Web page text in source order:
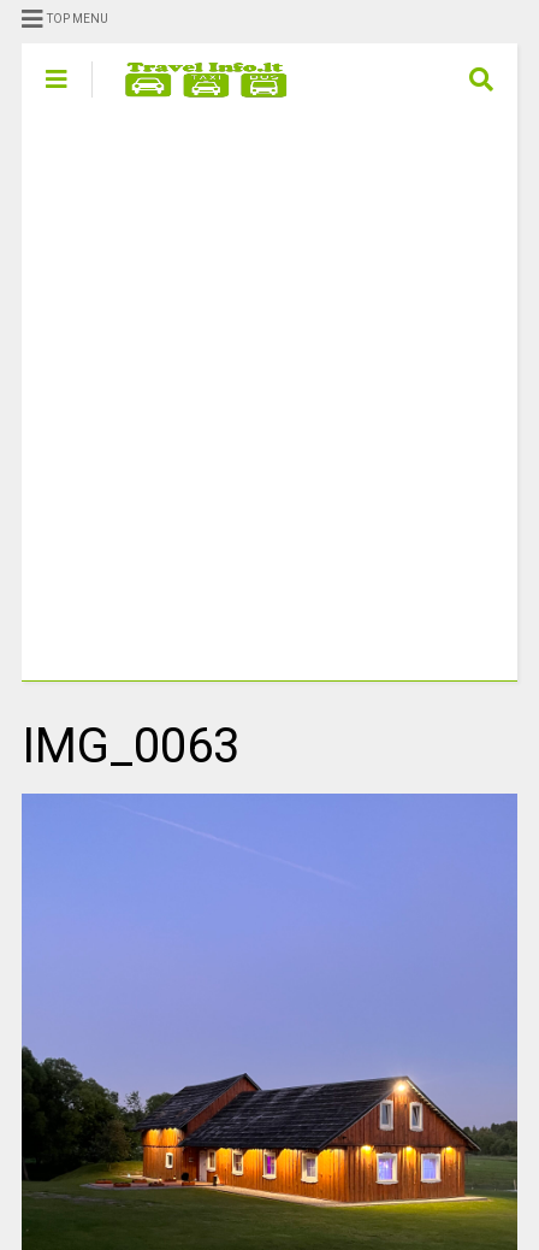
TOP MENU
IMG_0063